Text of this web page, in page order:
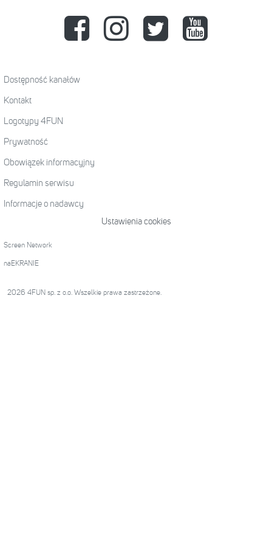
Dostępność kanałów
Kontakt
Logotypy 4FUN
Prywatność
Obowiązek informacyjny
Regulamin serwisu
Informacje o nadawcy
Ustawienia cookies
Screen Network
naEKRANIE
2026 4FUN sp. z o.o. Wszelkie prawa zastrzeżone.